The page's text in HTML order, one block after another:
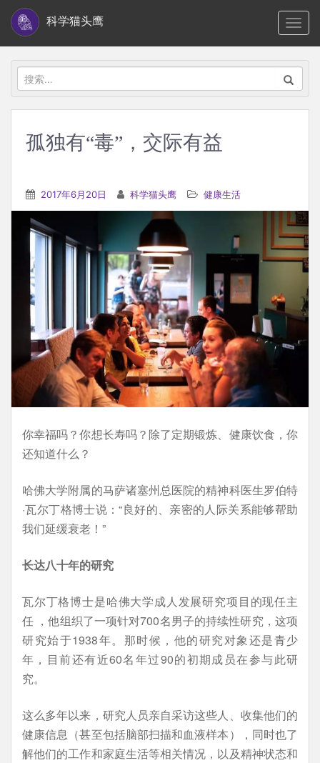
i
科学猫头鹰
搜
索：
孤独有“毒”，交际有益
2017年6月20日 科学猫头鹰 健康生活
你幸福吗？你想长寿吗？除了定期锻炼、健康饮食，你
还知道什么？
哈佛大学附属的马萨诸塞州总医院的精神科医生罗伯特
·瓦尔丁格博士说：“良好的、亲密的人际关系能够帮助
我们延缓衰老！”
长达八十年的研究
瓦尔丁格博士是哈佛大学成人发展研究项目的现任主
任 ，他组织了一项针对700名男子的持续性研究，这项
研究始于1938年。那时候，他的研究对象还是青少
年，目前还有近60名年过90的初期成员在参与此研
究。
这么多年以来，研究人员亲自采访这些人、收集他们的
健康信息（甚至包括脑部扫描和血液样本），同时也了
解他们的工作和家庭生活等相关情况，以及精神状态和